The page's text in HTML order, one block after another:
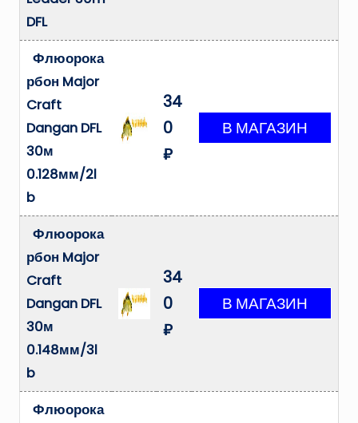
DFL
Флюорока
рбон Major
Craft
Dangan DFL
30м
0.128мм/2l
b
34
0
₽
Флюорока
рбон Major
Craft
Dangan DFL
30м
0.148мм/3l
b
34
0
₽
Флюорока